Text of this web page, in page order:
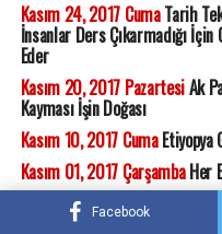
Facebook
Kasım 24, 2017 CumaTarih
İnsanlar Ders Çıkarmadığı
Eder
Kasım 20, 2017 PazartesiAk
Kayması İşin Doğası
Kasım 10, 2017 CumaEtiyopya
Kasım 01, 2017 ÇarşambaHer
Ekim 11, 2017 Çarşamba